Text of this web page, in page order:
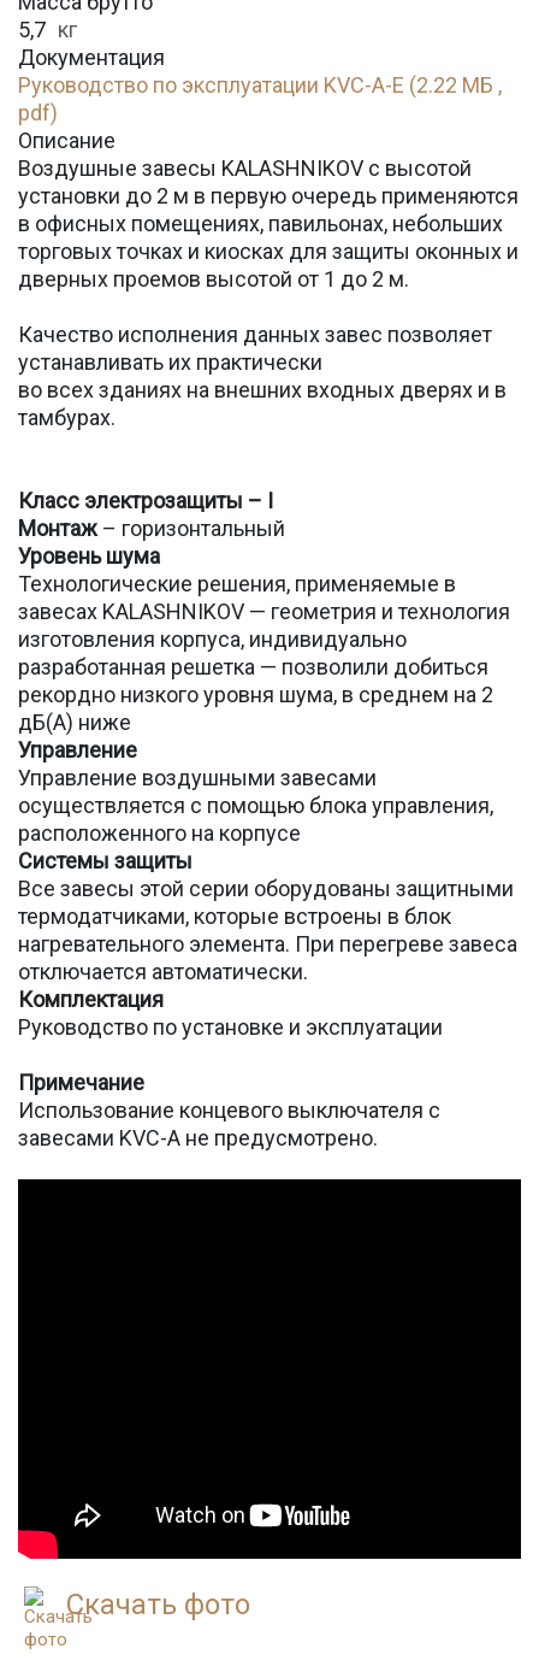
5,7 кг
Документация
Руководство по эксплуатации KVC-A-E (2.22 МБ ,
pdf)
Описание
Воздушные завесы KALASHNIKOV с высотой
установки до 2 м в первую очередь применяются
в офисных помещениях, павильонах, небольших
торговых точках и киосках для защиты оконных и
дверных проемов высотой от 1 до 2 м.
Качество исполнения данных завес позволяет
устанавливать их практически
во всех зданиях на внешних входных дверях и в
тамбурах.
Класс электрозащиты – I
Монтаж– горизонтальный
Уровеньшума
Технологические решения, применяемые в
завесах KALASHNIKOV — геометрия и технология
изготовления корпуса, индивидуально
разработанная решетка — позволили добиться
рекордно низкого уровня шума, в среднем на 2
дБ(А) ниже
Управление
Управление воздушными завесами
осуществляется с помощью блока управления,
расположенного на корпусе
Системы защиты
Все завесы этой серии оборудованы защитными
термодатчиками, которые встроены в блок
нагревательного элемента. При перегреве завеса
отключается автоматически.
Комплектация
Руководство по установке и эксплуатации
Примечание
Использование концевого выключателя с
завесами KVC-A не предусмотрено.
Скачать фото